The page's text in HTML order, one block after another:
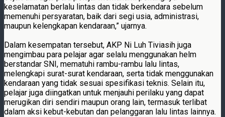
keselamatan berlalu lintas dan tidak berkendara sebelum
memenuhi persyaratan, baik dari segi usia, administrasi,
maupun kelengkapan kendaraan,” ujarnya.
Dalam kesempatan tersebut, AKP Ni Luh Tiviasih juga
mengimbau para pelajar agar selalu menggunakan helm
berstandar SNI, mematuhi rambu-rambu lalu lintas,
melengkapi surat-surat kendaraan, serta tidak menggunakan
kendaraan yang tidak sesuai spesifikasi teknis. Selain itu,
pelajar juga diingatkan untuk menjauhi perilaku yang dapat
merugikan diri sendiri maupun orang lain, termasuk terlibat
dalam aksi kebut-kebutan dan pelanggaran lalu lintas lainnya.